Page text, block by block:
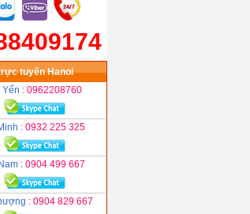
tuyến Hanoi
Yến : 0962208760
: 0932 225 325
: 0904 499 667
: 0904 829 667